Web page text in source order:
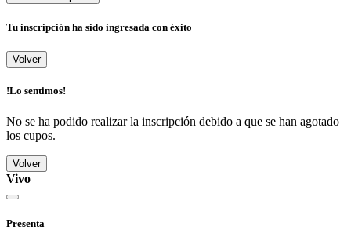
Tu inscripción ha sido ingresada con éxito
Volver
!Lo sentimos!
No se ha podido realizar la inscripción debido a que se han agotado
los cupos.
Volver
Vivo
Presenta